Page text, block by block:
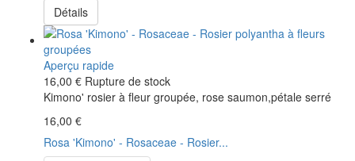
Détails
Aperçu rapide
16,00 € Rupture de stock
Kimono' rosier à fleur groupée, rose saumon,pétale serré
16,00 €
Rosa 'Kimono' - Rosaceae - Rosier...